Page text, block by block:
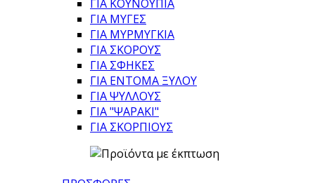
ΓΙΑ ΚΟΥΝΟΥΠΙΑ
ΓΙΑ ΜΥΓΕΣ
ΓΙΑ ΜΥΡΜΥΓΚΙΑ
ΓΙΑ ΣΚΟΡΟΥΣ
ΓΙΑ ΣΦΗΚΕΣ
ΓΙΑ ΕΝΤΟΜΑ ΞΥΛΟΥ
ΓΙΑ ΨΥΛΛΟΥΣ
ΓΙΑ "ΨΑΡΑΚΙ"
ΓΙΑ ΣΚΟΡΠΙΟΥΣ